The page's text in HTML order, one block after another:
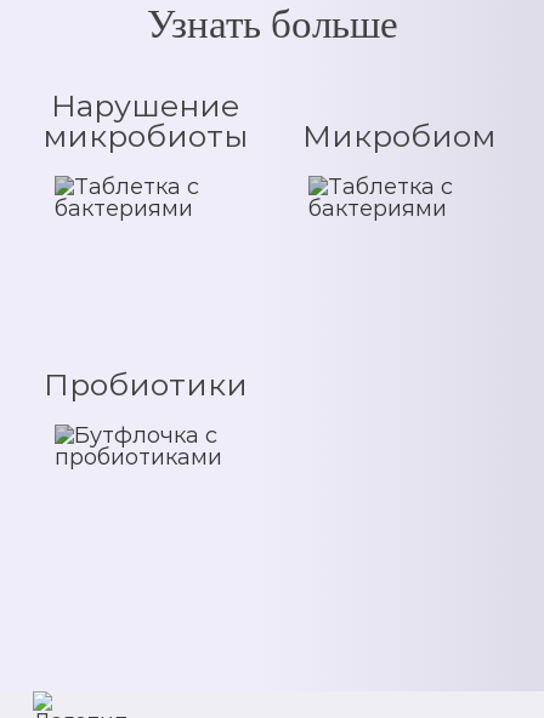
Узнать больше
Нарушение
микробиоты
Микробиом
Пробиотики